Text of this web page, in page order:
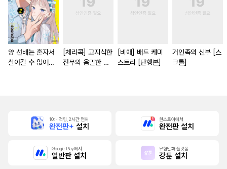
양 선배는 혼자서
살아갈 수 없어
[체리콕] 고지식한
전무의 음밀한 성
[비애] 배드 케미
스트리 [단행본]
거인족의 신부 [스
크롤]
10배 적립, 2시간 먼저
완전판+ 설치
원스토어에서
완전판 설치
Google Play에서
일반판 설치
무협만화 플랫폼
강툰 설치